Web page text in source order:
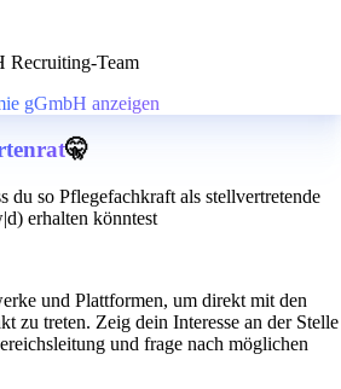
Recruiting-Team
gGmbH anzeigen
🤫
du so Pflegefachkraft als stellvertretende
erhalten könntest
und Plattformen, um direkt mit den
zu treten. Zeig dein Interesse an der Stelle
und frage nach möglichen